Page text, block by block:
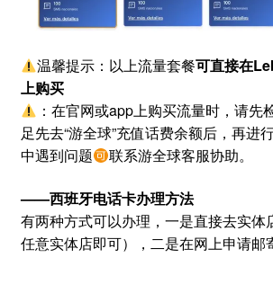
温馨提示：以上流量套餐可直接在
上购买
：在官网或app上购买流量时，请先
足先去“游全球”充值话费余额后，再进
中遇到问题
联系游全球客服协助。
——西班牙电话卡办理方法
有两种方式可以办理，一是直接去实体
任意实体店即可），二是在网上申请邮